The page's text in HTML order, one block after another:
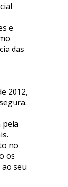
e
das
2012,
pela
no
os
seu